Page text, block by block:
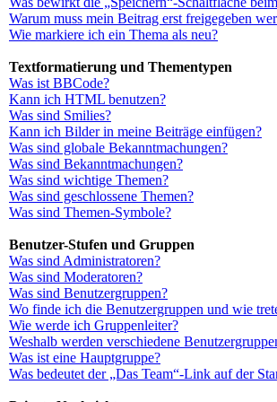
Warum muss mein Beitrag erst freigegeben
Wie markiere ich ein Thema als neu?
Textformatierung und Thementypen
Was ist BBCode?
Kann ich HTML benutzen?
Was sind Smilies?
Kann ich Bilder in meine Beiträge einfügen?
Was sind globale Bekanntmachungen?
Was sind Bekanntmachungen?
Was sind wichtige Themen?
Was sind geschlossene Themen?
Was sind Themen-Symbole?
Benutzer-Stufen und Gruppen
Was sind Administratoren?
Was sind Moderatoren?
Was sind Benutzergruppen?
Wo finde ich die Benutzergruppen und wie
Wie werde ich Gruppenleiter?
Weshalb werden verschiedene
Was ist eine Hauptgruppe?
Was bedeutet der „Das Team“-Link auf der